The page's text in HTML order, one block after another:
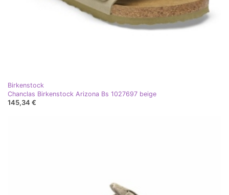
Birkenstock
Chanclas Birkenstock Arizona Bs 1027697 beige
145,34 €